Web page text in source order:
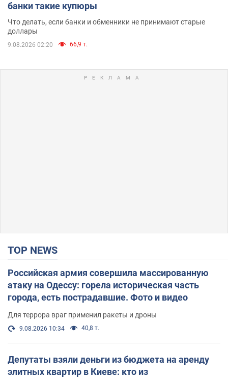
банки такие купюры
Что делать, если банки и обменники не принимают старые
доллары
9.08.2026 02:20 66,9 т.
TOP NEWS
Российская армия совершила массированную
атаку на Одессу: горела историческая часть
города, есть пострадавшие. Фото и видео
Для террора враг применил ракеты и дроны
9.08.2026 10:34 40,8 т.
Депутаты взяли деньги из бюджета на аренду
элитных квартир в Киеве: кто из